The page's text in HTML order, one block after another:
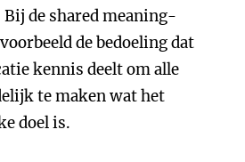
de shared meaning-
de bedoeling dat
kennis deelt om alle
te maken wat het
doel is.